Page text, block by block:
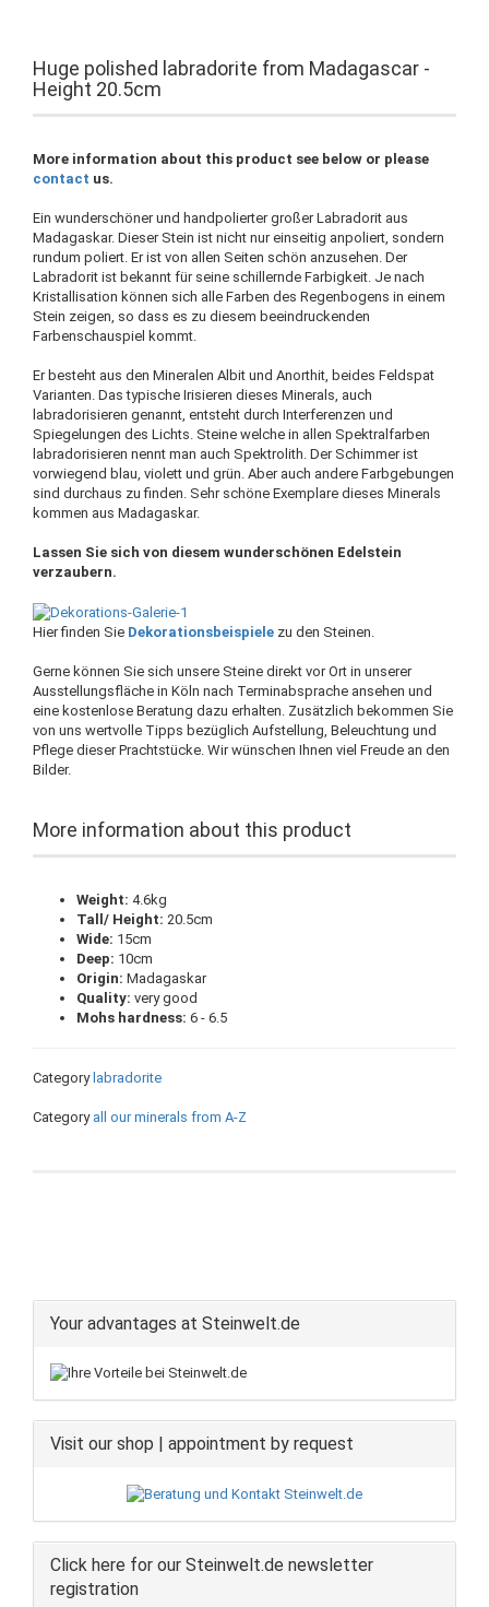
Huge polished labradorite from Madagascar -
Height 20.5cm
More information about this product see below or please
contact us.
Ein wunderschöner und handpolierter großer Labradorit aus
Madagaskar. Dieser Stein ist nicht nur einseitig anpoliert, sondern
rundum poliert. Er ist von allen Seiten schön anzusehen. Der
Labradorit ist bekannt für seine schillernde Farbigkeit. Je nach
Kristallisation können sich alle Farben des Regenbogens in einem
Stein zeigen, so dass es zu diesem beeindruckenden
Farbenschauspiel kommt.
Er besteht aus den Mineralen Albit und Anorthit, beides Feldspat
Varianten. Das typische Irisieren dieses Minerals, auch
labradorisieren genannt, entsteht durch Interferenzen und
Spiegelungen des Lichts. Steine welche in allen Spektralfarben
labradorisieren nennt man auch Spektrolith. Der Schimmer ist
vorwiegend blau, violett und grün. Aber auch andere Farbgebungen
sind durchaus zu finden. Sehr schöne Exemplare dieses Minerals
kommen aus Madagaskar.
Lassen Sie sich von diesem wunderschönen Edelstein
verzaubern.
Hier finden Sie Dekorationsbeispiele zu den Steinen.
Gerne können Sie sich unsere Steine direkt vor Ort in unserer
Ausstellungsfläche in Köln nach Terminabsprache ansehen und
eine kostenlose Beratung dazu erhalten. Zusätzlich bekommen Sie
von uns wertvolle Tipps bezüglich Aufstellung, Beleuchtung und
Pflege dieser Prachtstücke. Wir wünschen Ihnen viel Freude an den
Bilder.
More information about this product
Weight: 4.6kg
Tall/ Height: 20.5cm
Wide: 15cm
Deep: 10cm
Origin: Madagaskar
Quality: very good
Mohs hardness: 6 - 6.5
Category labradorite
Category all our minerals from A-Z
Your advantages at Steinwelt.de
Visit our shop | appointment by request
Click here for our Steinwelt.de newsletter
registration